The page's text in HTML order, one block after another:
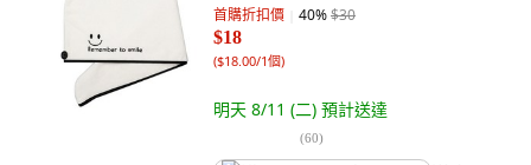
首購折扣價 40%$30
$18
($18.00/1個)
明天 8/11 (二) 預計送達
(60)